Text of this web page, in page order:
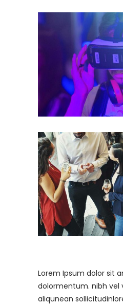
Lorem Ipsum dolor sit
dolormentum. nibh vel
aliqunean